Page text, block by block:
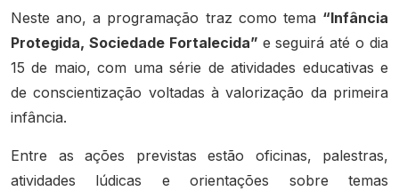
Neste ano, a programação traz como tema “Infância
Protegida, Sociedade Fortalecida” e seguirá até o dia
15 de maio, com uma série de atividades educativas e
de conscientização voltadas à valorização da primeira
infância.
Entre as ações previstas estão oficinas, palestras,
atividades lúdicas e orientações sobre temas